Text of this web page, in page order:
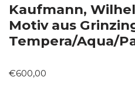
Kaufmann,
Motiv aus
Tempera/Aqua/
€600,00